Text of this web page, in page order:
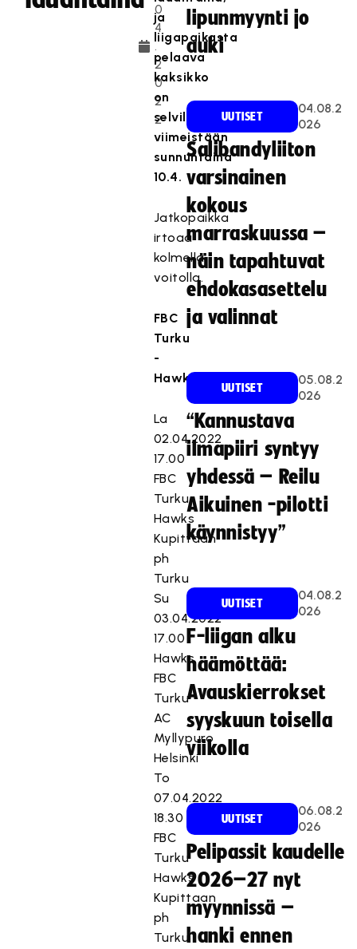
0
4
.
2
0
2
2
ja
liigapaikasta
pelaava
kaksikko
on
selvillä
viimeistään
sunnuntaina
10.4.
Jatkopaikka
irtoaa
kolmella
voitolla.
FBC
Turku
-
Hawks
La
02.04.2022
17.00
FBC
Turku
Hawks
Kupittaan
ph
Turku
Su
03.04.2022
17.00
Hawks
FBC
Turku
AC
Myllypuro
Helsinki
To
07.04.2022
18.30
FBC
Turku
Hawks
Kupittaan
ph
Turku
lipunmyynti jo
auki
UUTISET
04.08.2
026
Salibandyliiton
varsinainen
kokous
marraskuussa –
näin tapahtuvat
ehdokasasettelu
ja valinnat
UUTISET
05.08.2
026
“Kannustava
ilmapiiri syntyy
yhdessä – Reilu
Aikuinen -pilotti
käynnistyy”
UUTISET
04.08.2
026
F-liigan alku
häämöttää:
Avauskierrokset
syyskuun toisella
viikolla
UUTISET
06.08.2
026
Pelipassit kaudelle
2026–27 nyt
myynnissä –
hanki ennen